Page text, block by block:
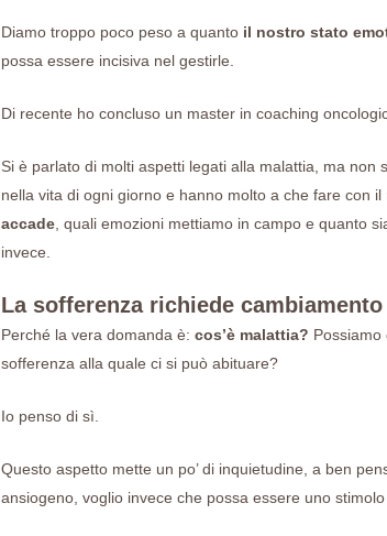
Diamo troppo poco peso a quanto il nostro stato
possa essere incisiva nel gestirle.
Di recente ho concluso un master in coaching
Si è parlato di molti aspetti legati alla malattia, ma
nella vita di ogni giorno e hanno molto a che fare con il
accade, quali emozioni mettiamo in campo e quanto
invece.
La sofferenza richiede cambiamento
Perché la vera domanda è: cos’è malattia?
sofferenza alla quale ci si può abituare?
Io penso di sì.
Questo aspetto mette un po’ di inquietudine, a ben
ansiogeno, voglio invece che possa essere uno